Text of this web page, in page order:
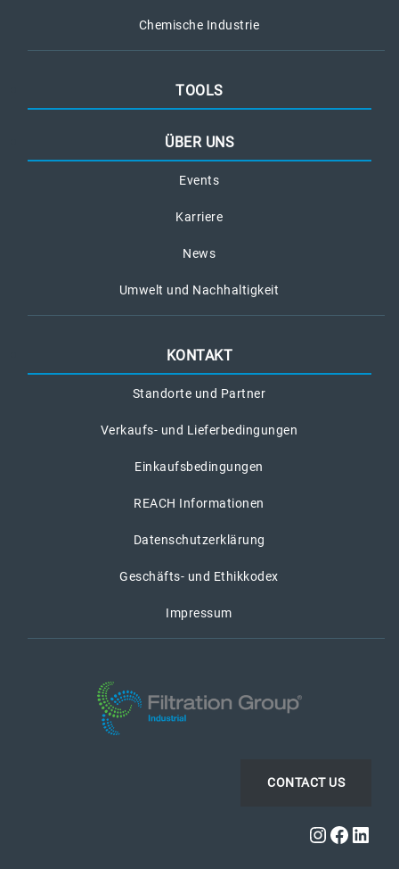
Chemische Industrie
TOOLS
ÜBER UNS
Events
Karriere
News
Umwelt und Nachhaltigkeit
KONTAKT
Standorte und Partner
Verkaufs- und Lieferbedingungen
Einkaufsbedingungen
REACH Informationen
Datenschutzerklärung
Geschäfts- und Ethikkodex
Impressum
CONTACT US